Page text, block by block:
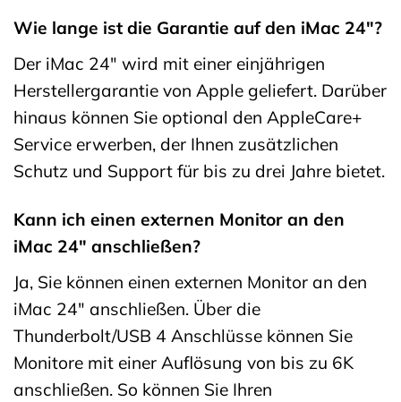
Wie lange ist die Garantie auf den iMac 24″?
Der iMac 24″ wird mit einer einjährigen
Herstellergarantie von Apple geliefert. Darüber
hinaus können Sie optional den AppleCare+
Service erwerben, der Ihnen zusätzlichen
Schutz und Support für bis zu drei Jahre bietet.
Kann ich einen externen Monitor an den
iMac 24″ anschließen?
Ja, Sie können einen externen Monitor an den
iMac 24″ anschließen. Über die
Thunderbolt/USB 4 Anschlüsse können Sie
Monitore mit einer Auflösung von bis zu 6K
anschließen. So können Sie Ihren